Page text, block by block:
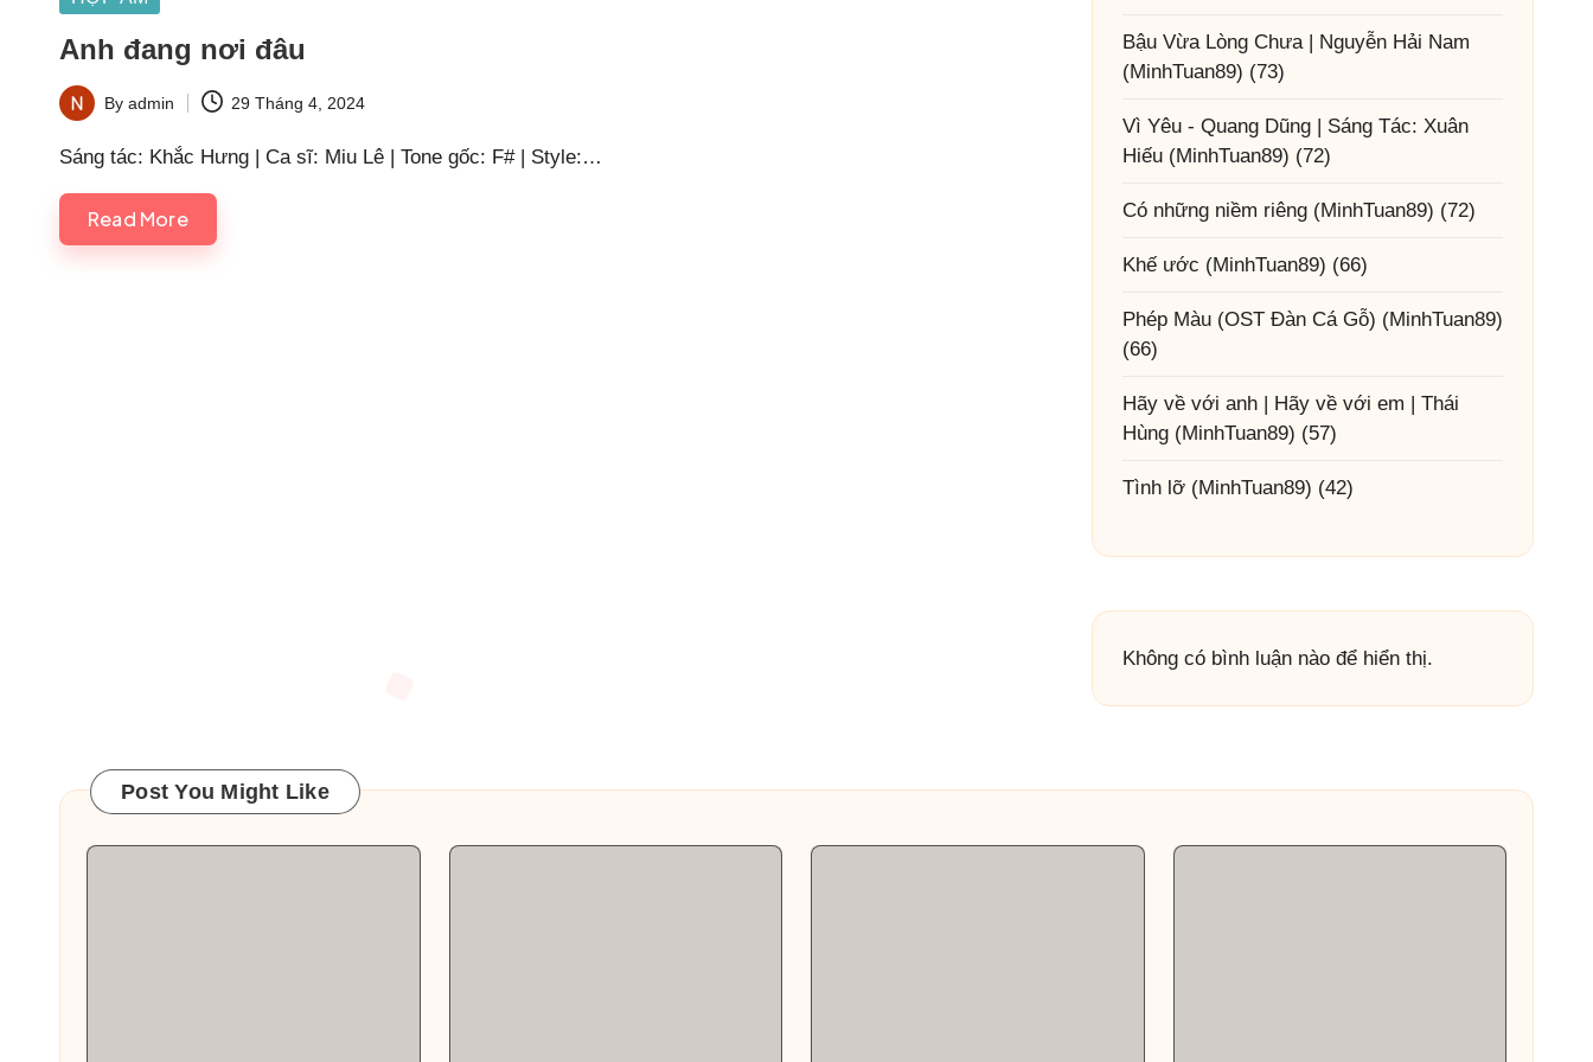
Anh đang nơi đâu
Posted
by
By admin 29 Tháng 4, 2024
Sáng tác: Khắc Hưng | Ca sĩ: Miu Lê | Tone gốc: F# | Style:…
Read More
Bậu Vừa Lòng Chưa | Nguyễn Hải Nam
(MinhTuan89) (73)
Vì Yêu - Quang Dũng | Sáng Tác: Xuân
Hiếu (MinhTuan89) (72)
Có những niềm riêng (MinhTuan89) (72)
Khế ước (MinhTuan89) (66)
Phép Màu (OST Đàn Cá Gỗ) (MinhTuan89)
(66)
Hãy về với anh | Hãy về với em | Thái
Hùng (MinhTuan89) (57)
Tình lỡ (MinhTuan89) (42)
Không có bình luận nào để hiển thị.
Post You Might Like